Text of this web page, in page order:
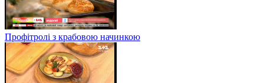
Профітролі з крабовою начинкою